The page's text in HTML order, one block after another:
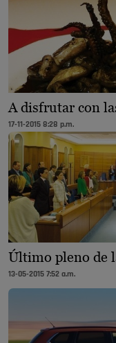
A disfrutar con
17-11-2015 8:28 p.m.
Último pleno de
13-05-2015 7:52 a.m.